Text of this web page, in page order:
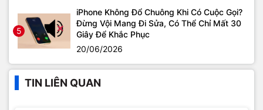
5
iPhone Không Đổ Chuông Khi Có Cuộc Gọi?
Đừng Vội Mang Đi Sửa, Có Thể Chỉ Mất 30
Giây Để Khắc Phục
20/06/2026
TIN LIÊN QUAN